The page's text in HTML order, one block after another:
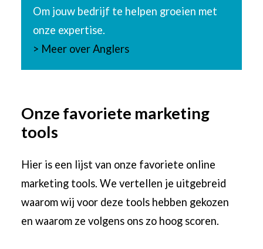
Om jouw bedrijf te helpen groeien met
onze expertise.
> Meer over Anglers
Onze favoriete marketing
tools
Hier is een lijst van onze favoriete online
marketing tools. We vertellen je uitgebreid
waarom wij voor deze tools hebben gekozen
en waarom ze volgens ons zo hoog scoren.